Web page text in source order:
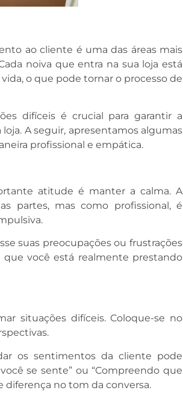
ao cliente é uma das áreas mais
noiva que entra na sua loja está
o que pode tornar o processo de
difíceis é crucial para garantir a
A seguir, apresentamos algumas
profissional e empática.
atitude é manter a calma. A
partes, mas como profissional, é
suas preocupações ou frustrações
você está realmente prestando
situações difíceis. Coloque-se no
os sentimentos da cliente pode
se sente” ou “Compreendo que
diferença no tom da conversa.